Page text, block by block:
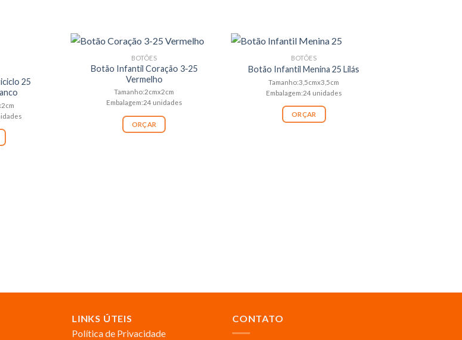
25
BOTÕES
Botão Infantil Coração 3-25
Vermelho
Tamanho:2cmx2cm
Embalagem:24 unidades
ORÇAR
BOTÕES
Botão Infantil Menina 25 Lilás
Tamanho:3,5cmx3,5cm
Embalagem:24 unidades
ORÇAR
LINKS ÚTEIS
Política de Privacidade
CONTATO